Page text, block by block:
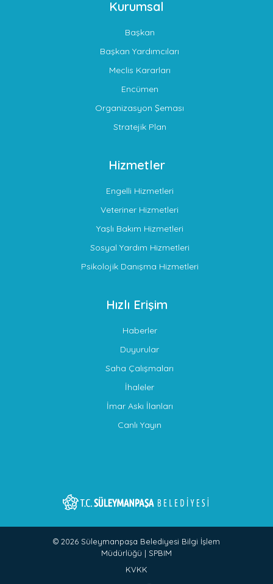
Kurumsal
Başkan
Başkan Yardımcıları
Meclis Kararları
Encümen
Organizasyon Şeması
Stratejik Plan
Hizmetler
Engelli Hizmetleri
Veteriner Hizmetleri
Yaşlı Bakım Hizmetleri
Sosyal Yardım Hizmetleri
Psikolojik Danışma Hizmetleri
Hızlı Erişim
Haberler
Duyurular
Saha Çalışmaları
İhaleler
İmar Askı İlanları
Canlı Yayın
© 2026 Süleymanpaşa Belediyesi Bilgi İşlem
Müdürlüğü | SPBIM
KVKK